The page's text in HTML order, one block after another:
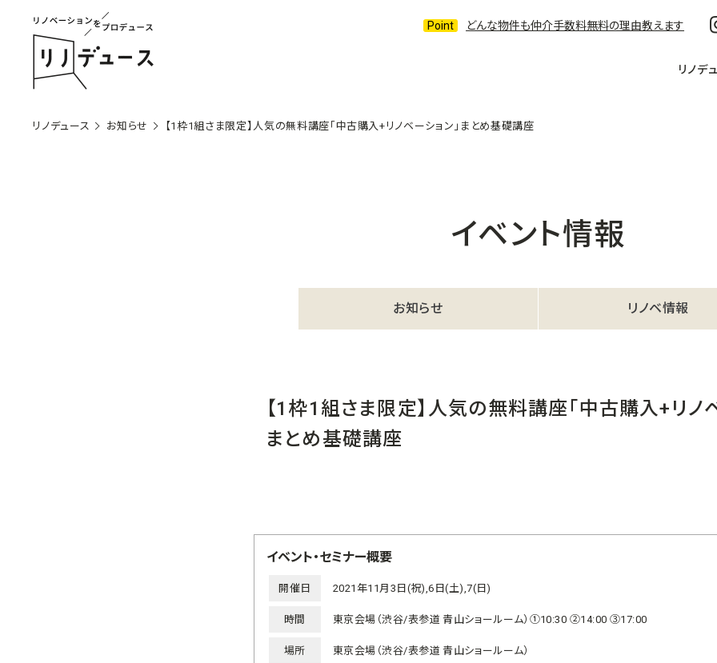
どんな物件も仲介手数料無料の理由教えます
リノデ
リノデュース お知らせ 【1枠1組さま限定】人気の無料講座「中古購入+リノベーション」まとめ基礎講座
イベント情報
お知らせ リノベ情報
【1枠1組さま限定】人気の無料講座「中古購入+リノ
まとめ基礎講座
イベント・セミナー概要
開催日 2021年11月3日(祝),6日(土),7(日)
時間 東京会場（渋谷/表参道 青山ショールーム）①10:30 ②14:00 ③17:00
場所 東京会場（渋谷/表参道 青山ショールーム）